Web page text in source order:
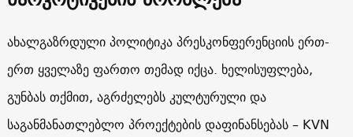
ახალგაზრდული პოლიტიკა პრესკონფერენციის ერთ-
ერთ ყველაზე ფართო თემად იქცა. ხელისუფლება,
გუნბას თქმით, აგრძელებს კულტურული და
საგანმანათლებლო პროექტების დაფინანსებას – KVN